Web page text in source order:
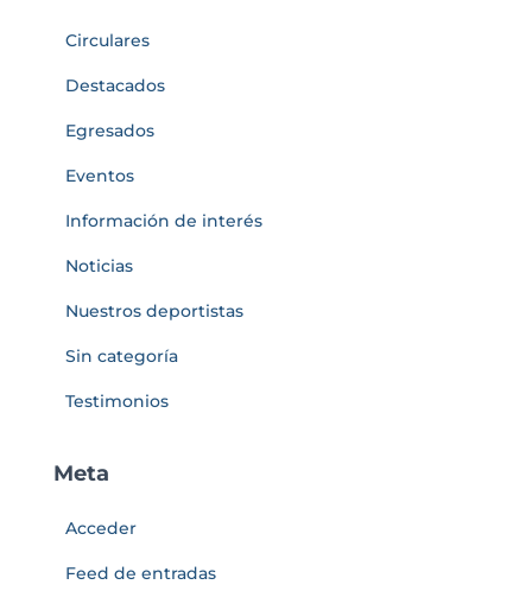
Circulares
Destacados
Egresados
Eventos
Información de interés
Noticias
Nuestros deportistas
Sin categoría
Testimonios
Meta
Acceder
Feed de entradas